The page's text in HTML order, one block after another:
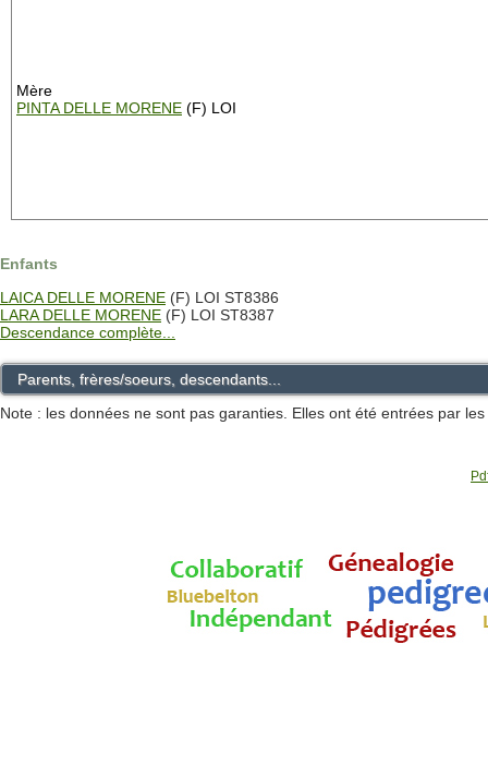
Mère
PINTA DELLE MORENE (F) LOI
Enfants
LAICA DELLE MORENE (F) LOI ST8386
LARA DELLE MORENE (F) LOI ST8387
Descendance complète...
Parents, frères/soeurs, descendants...
Note : les données ne sont pas garanties. Elles ont été entrées par